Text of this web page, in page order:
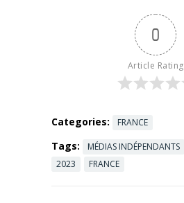
0
Article Rating
Categories: FRANCE
Tags: MÉDIAS INDÉPENDANTS
2023
FRANCE